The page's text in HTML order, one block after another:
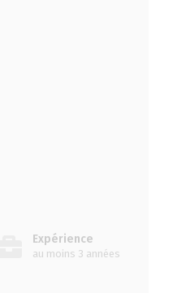
Expérience
au moins 3 années